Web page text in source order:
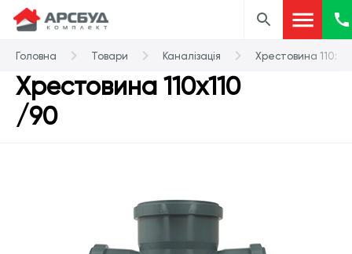
Головна Товари Каналізація Хрестовина
Хрестовина 110х110
/90